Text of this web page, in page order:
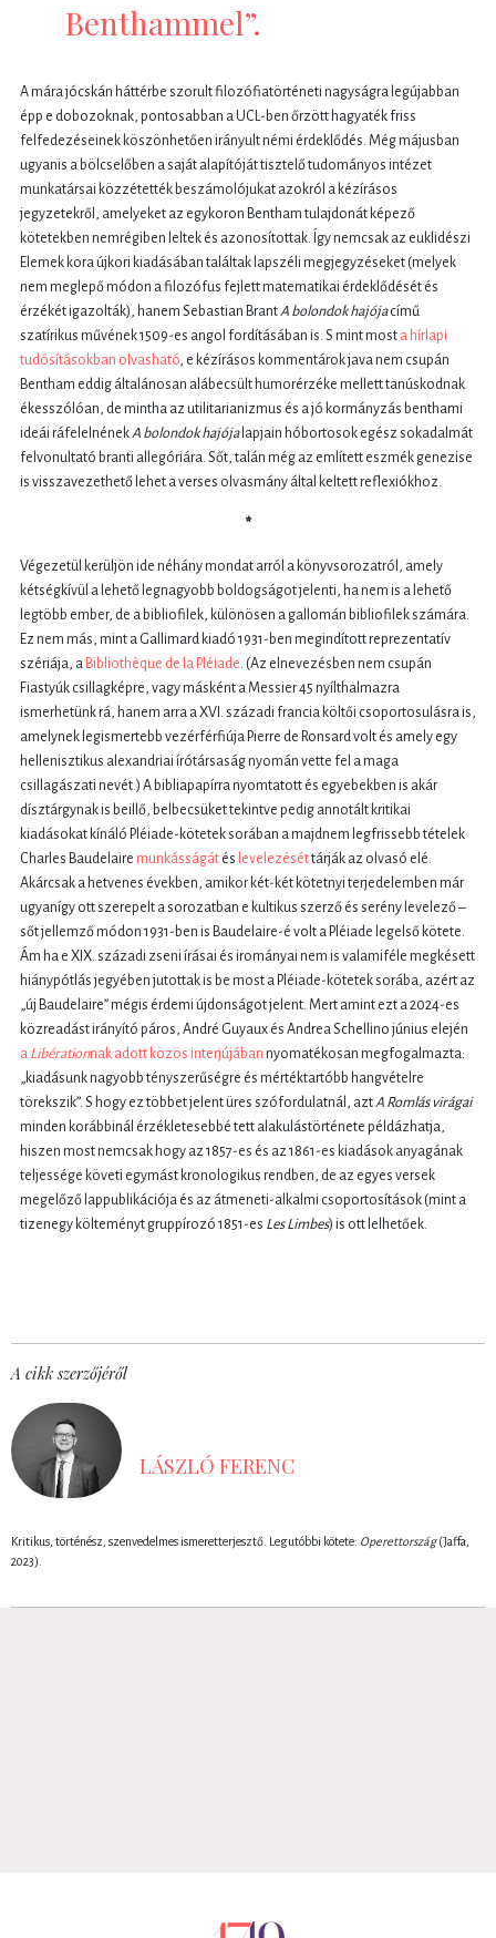
Benthammel”.
A mára jócskán háttérbe szorult filozófiatörténeti nagyságra legújabban
épp e dobozoknak, pontosabban a UCL-ben őrzött hagyaték friss
felfedezéseinek köszönhetően irányult némi érdeklődés. Még májusban
ugyanis a bölcselőben a saját alapítóját tisztelő tudományos intézet
munkatársai közzétették beszámolójukat azokról a kézírásos
jegyzetekről, amelyeket az egykoron Bentham tulajdonát képező
kötetekben nemrégiben leltek és azonosítottak. Így nemcsak az euklidészi
Elemek kora újkori kiadásában találtak lapszéli megjegyzéseket (melyek
nem meglepő módon a filozófus fejlett matematikai érdeklődését és
érzékét igazolták), hanem Sebastian BrantA bolondok hajójacímű
szatírikus művének 1509-es angol fordításában is. S mint most a hírlapi
tudósításokban olvasható, e kézírásos kommentárok java nem csupán
Bentham eddig általánosan alábecsült humorérzéke mellett tanúskodnak
ékesszólóan, de mintha az utilitarianizmus és a jó kormányzás benthami
ideái ráfelelnénekA bolondok hajójalapjain hóbortosok egész sokadalmát
felvonultató branti allegóriára. Sőt, talán még az említett eszmék genezise
is visszavezethető lehet a verses olvasmány által keltett reflexiókhoz.
*
Végezetül kerüljön ide néhány mondat arról a könyvsorozatról, amely
kétségkívül a lehető legnagyobb boldogságot jelenti, ha nem is a lehető
legtöbb ember, de a bibliofilek, különösen a gallomán bibliofilek számára.
Ez nem más, mint a Gallimard kiadó 1931-ben megindított reprezentatív
szériája, a Bibliothèque de la Pléiade. (Az elnevezésben nem csupán
Fiastyúk csillagképre, vagy másként a Messier 45 nyílthalmazra
ismerhetünk rá, hanem arra a XVI. századi francia költői csoportosulásra is,
amelynek legismertebb vezérférfiúja Pierre de Ronsard volt és amely egy
hellenisztikus alexandriai írótársaság nyomán vette fel a maga
csillagászati nevét.) A bibliapapírra nyomtatott és egyebekben is akár
dísztárgynak is beillő, belbecsüket tekintve pedig annotált kritikai
kiadásokat kínáló Pléiade-kötetek sorában a majdnem legfrissebb tételek
Charles Baudelaire munkásságát és levelezéséttárják az olvasó elé.
Akárcsak a hetvenes években, amikor két-két kötetnyi terjedelemben már
ugyanígy ott szerepelt a sorozatban e kultikus szerző és serény levelező –
sőt jellemző módon 1931-ben is Baudelaire-é volt a Pléiade legelső kötete.
Ám ha e XIX. századi zseni írásai és irományai nem is valamiféle megkésett
hiánypótlás jegyében jutottak is be most a Pléiade-kötetek sorába, azért az
„új Baudelaire” mégis érdemi újdonságot jelent. Mert amint ezt a 2024-es
közreadást irányító páros, André Guyaux és Andrea Schellino június elején
a Libérationnak adott közös interjújában nyomatékosan megfogalmazta:
„kiadásunk nagyobb tényszerűségre és mértéktartóbb hangvételre
törekszik”. S hogy ez többet jelent üres szófordulatnál, aztA Romlás virágai
minden korábbinál érzékletesebbé tett alakulástörténete példázhatja,
hiszen most nemcsak hogy az 1857-es és az 1861-es kiadások anyagának
teljessége követi egymást kronologikus rendben, de az egyes versek
megelőző lappublikációja és az átmeneti-alkalmi csoportosítások (mint a
tizenegy költeményt gruppírozó 1851-es Les Limbes) is ott lelhetőek.
A cikk szerzőjéről
LÁSZLÓ FERENC
Kritikus, történész, szenvedelmes ismeretterjesztő. Legutóbbi kötete: Operettország(Jaffa,
2023).